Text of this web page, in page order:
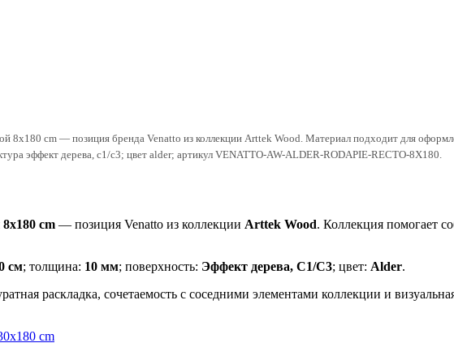
8x180 cm — позиция бренда Venatto из коллекции Arttek Wood. Материал подходит для
эффект дерева, c1/c3; цвет alder; артикул VENATTO-AW-ALDER-RODAPIE-RECTO-8X180.
cm — позиция Venatto из коллекции Arttek Wood. Коллекция помогает
см; толщина: 10 мм; поверхность: Эффект дерева, C1/C3; цвет: Alder.
раскладка, сочетаемость с соседними элементами коллекции и